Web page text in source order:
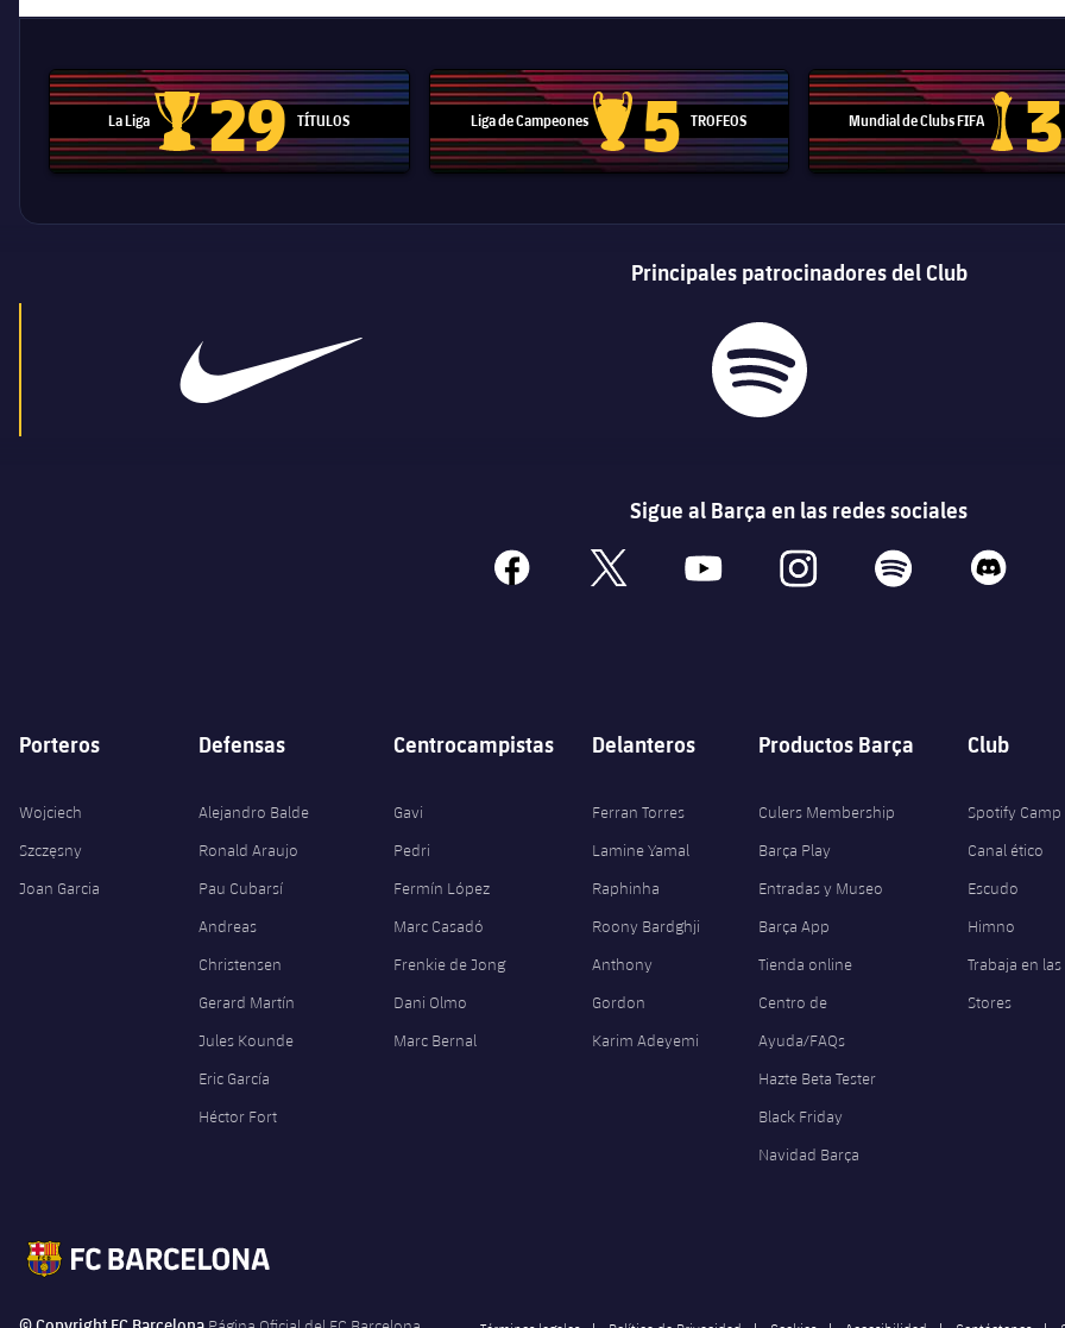
La Liga
Trofeo de La Liga
29 TÍTULOS Liga de Campeones
Trofeo de la Liga de Campeones
5 TROFEOS Mundial de Clubs FIFA
Trofeo del
3
Principales patrocinadores del Club
Sigue al Barça en las redes sociales
facebook x youtube instagram spotify discord
Porteros
Wojciech
Szczęsny
Joan Garcia
Defensas
Alejandro Balde
Ronald Araujo
Pau Cubarsí
Andreas
Christensen
Gerard Martín
Jules Kounde
Eric García
Héctor Fort
Centrocampistas
Gavi
Pedri
Fermín López
Marc Casadó
Frenkie de Jong
Dani Olmo
Marc Bernal
Delanteros
Ferran Torres
Lamine Yamal
Raphinha
Roony Bardghji
Anthony
Gordon
Karim Adeyemi
Productos Barça
Culers Membership
Barça Play
Entradas y Museo
Barça App
Tienda online
Centro de
Ayuda/FAQs
Hazte Beta Tester
Black Friday
Navidad Barça
Club
Spotify Camp
Canal ético
Escudo
Himno
Trabaja en las
Stores